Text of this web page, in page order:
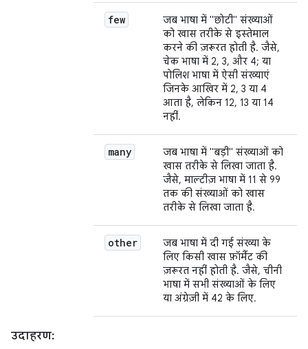
few
जब भाषा में "छोटी" संख्याओं
को खास तरीके से इस्तेमाल
करने की ज़रूरत होती है. जैसे,
चेक भाषा में 2, 3, और 4; या
पोलिश भाषा में ऐसी संख्याएं
जिनके आखिर में 2, 3 या 4
आता है, लेकिन 12, 13 या 14
नहीं.
many
जब भाषा में "बड़ी" संख्याओं को
खास तरीके से लिखा जाता है.
जैसे, माल्टीज़ भाषा में 11 से 99
तक की संख्याओं को खास
तरीके से लिखा जाता है.
other
जब भाषा में दी गई संख्या के
लिए किसी खास फ़ॉर्मैट की
ज़रूरत नहीं होती है. जैसे, चीनी
भाषा में सभी संख्याओं के लिए
या अंग्रेज़ी में 42 के लिए.
उदाहरण: